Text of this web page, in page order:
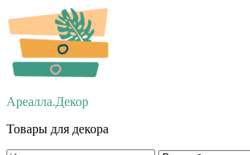
Перейти
к
содержимому
Ареалла.Декор
Товары для декора